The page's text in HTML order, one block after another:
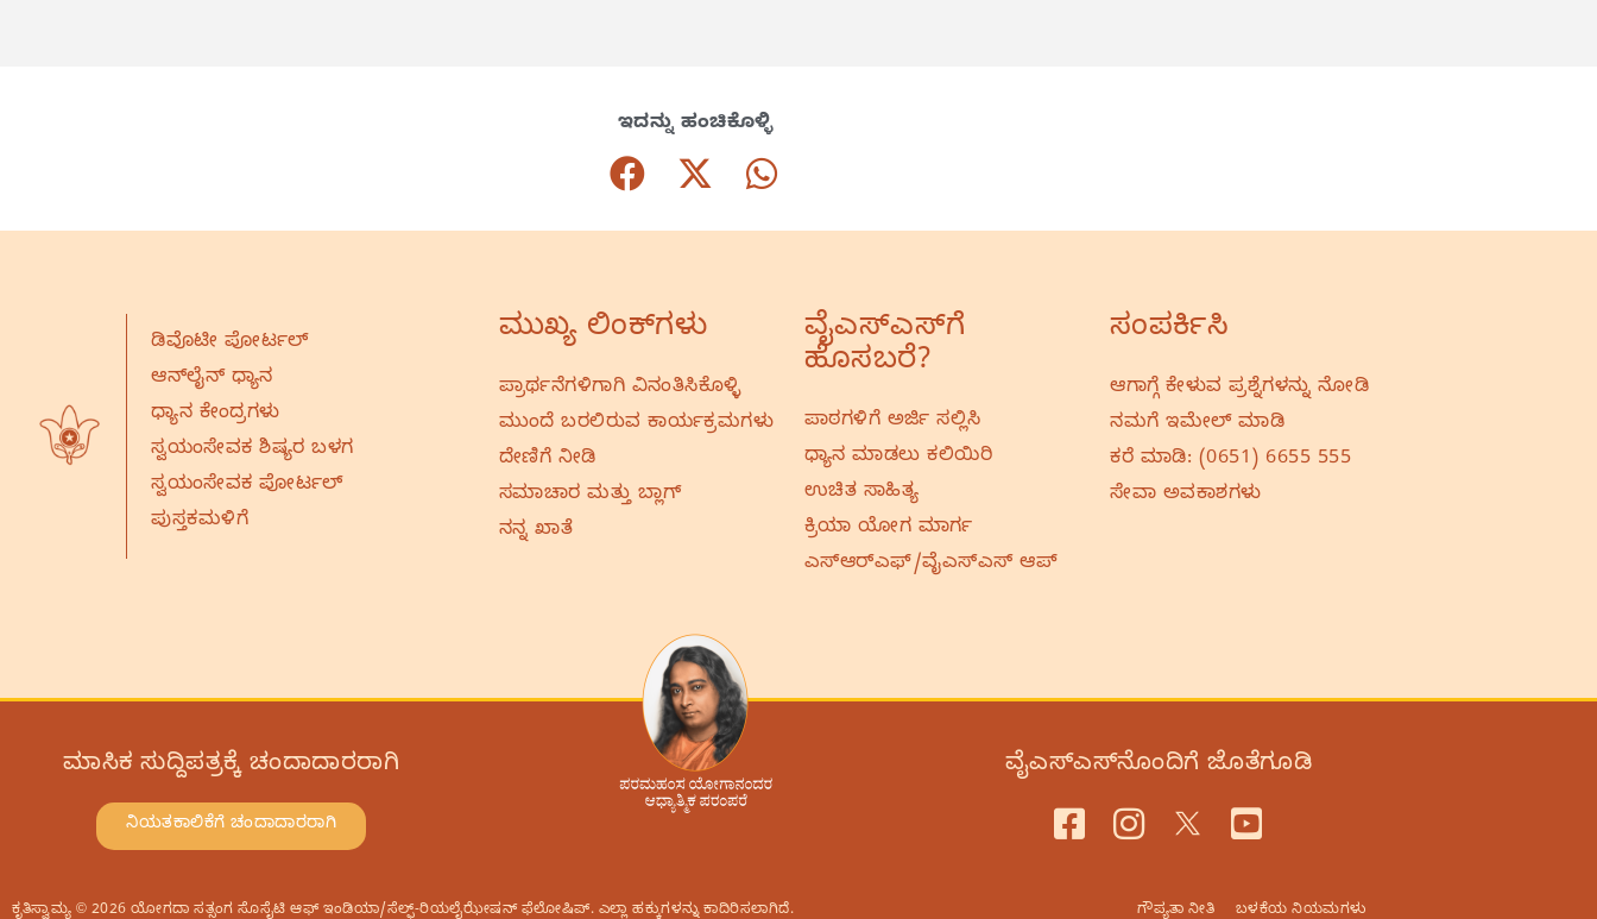
ಇದನ್ನು ಹಂಚಿಕೊಳ್ಳಿ
ಡಿವೊಟೀ ಪೋರ್ಟಲ್
ಆನ್‌ಲೈನ್‌ ಧ್ಯಾನ
ಧ್ಯಾನ ಕೇಂದ್ರಗಳು
ಸ್ವಯಂಸೇವಕ ಶಿಷ್ಯರ ಬಳಗ
ಸ್ವಯಂಸೇವಕ ಪೋರ್ಟಲ್
ಪುಸ್ತಕಮಳಿಗೆ
ಮುಖ್ಯ ಲಿಂಕ್‌ಗಳು
ಪ್ರಾರ್ಥನೆಗಳಿಗಾಗಿ ವಿನಂತಿಸಿಕೊಳ್ಳಿ
ಮುಂದೆ ಬರಲಿರುವ ಕಾರ್ಯಕ್ರಮಗಳು
ದೇಣಿಗೆ ನೀಡಿ
ಸಮಾಚಾರ ಮತ್ತು ಬ್ಲಾಗ್
ನನ್ನ ಖಾತೆ
ವೈಎಸ್‌ಎಸ್‌ಗೆ
ಹೊಸಬರೆ?
ಪಾಠಗಳಿಗೆ ಅರ್ಜಿ ಸಲ್ಲಿಸಿ
ಧ್ಯಾನ ಮಾಡಲು ಕಲಿಯಿರಿ
ಉಚಿತ ಸಾಹಿತ್ಯ
ಕ್ರಿಯಾ ಯೋಗ ಮಾರ್ಗ
ಎಸ್‌ಆರ್‌ಎಫ್‌/ವೈಎಸ್‌ಎಸ್‌ ಆಪ್
ಸಂಪರ್ಕಿಸಿ
ಆಗಾಗ್ಗೆ ಕೇಳುವ ಪ್ರಶ್ನೆಗಳನ್ನು ನೋಡಿ
ನಮಗೆ ಇಮೇಲ್‌ ಮಾಡಿ
ಕರೆ ಮಾಡಿ: (0651) 6655 555
ಸೇವಾ ಅವಕಾಶಗಳು
ಮಾಸಿಕ ಸುದ್ದಿಪತ್ರಕ್ಕೆ ಚಂದಾದಾರರಾಗಿ
ನಿಯತಕಾಲಿಕೆಗೆ ಚಂದಾದಾರರಾಗಿ
ವೈಎಸ್‌ಎಸ್‌ನೊಂದಿಗೆ ಜೊತೆಗೂಡಿ
ಕೃತಿಸ್ವಾಮ್ಯ © 2026 ಯೋಗದಾ ಸತ್ಸಂಗ ಸೊಸೈಟಿ ಆಫ್‌ ಇಂಡಿಯಾ/ಸೆಲ್ಫ್-ರಿಯಲೈಝೇಷನ್‌ ಫೆಲೋಷಿಪ್.‌ ಎಲ್ಲಾ ಹಕ್ಕುಗಳನ್ನು ಕಾದಿರಿಸಲಾಗಿದೆ. ಗೌಪ್ಯತಾ ನೀತಿ ಬಳಕೆಯ ನಿಯಮಗಳು